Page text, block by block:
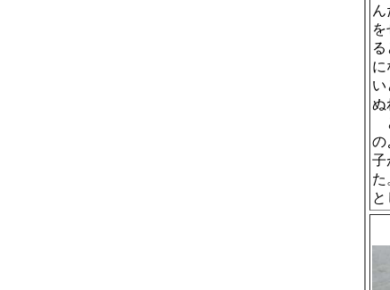
に
い
ぬ
の
子
た
と